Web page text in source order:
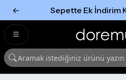
← Sepette Ek İndirim